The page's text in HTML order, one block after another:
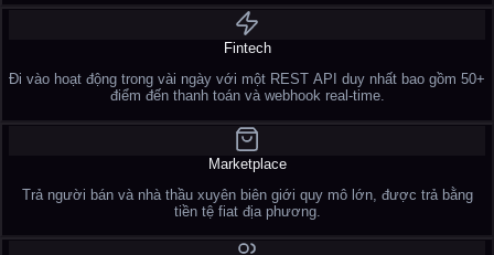
Fintech
Đi vào hoạt động trong vài ngày với một REST API duy nhất bao gồm 50+
điểm đến thanh toán và webhook real-time.
Marketplace
Trả người bán và nhà thầu xuyên biên giới quy mô lớn, được trả bằng
tiền tệ fiat địa phương.